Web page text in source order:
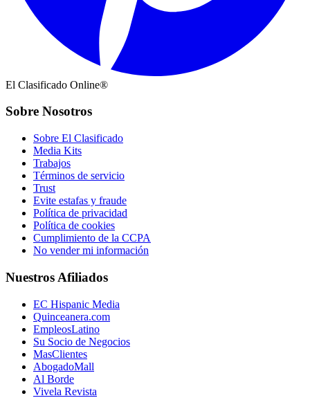
El Clasificado Online®
Sobre Nosotros
Sobre El Clasificado
Media Kits
Trabajos
Términos de servicio
Trust
Evite estafas y fraude
Política de privacidad
Política de cookies
Cumplimiento de la CCPA
No vender mi información
Nuestros Afiliados
EC Hispanic Media
Quinceanera.com
EmpleosLatino
Su Socio de Negocios
MasClientes
AbogadoMall
Al Borde
Vivela Revista